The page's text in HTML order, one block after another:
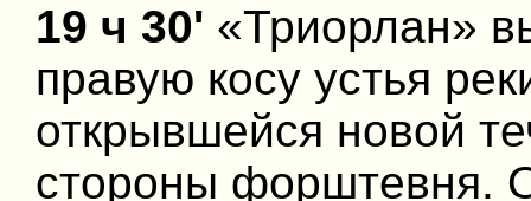
19 ч 30' «Триорлан»
правую косу устья
открывшейся новой
стороны форштевня.